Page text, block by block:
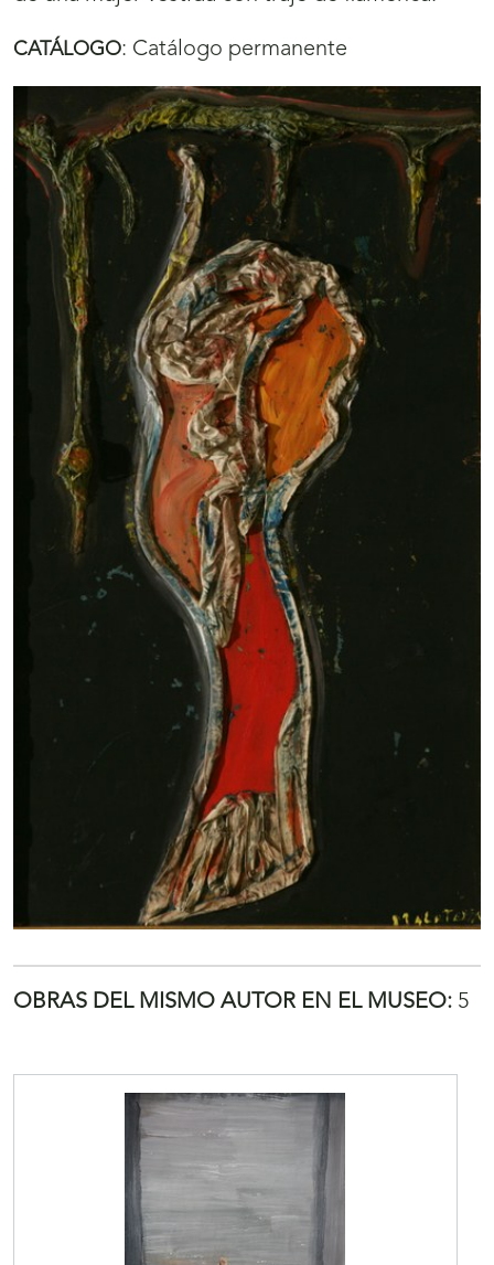
CATÁLOGO: Catálogo permanente
OBRAS DEL MISMO AUTOR EN EL MUSEO: 5